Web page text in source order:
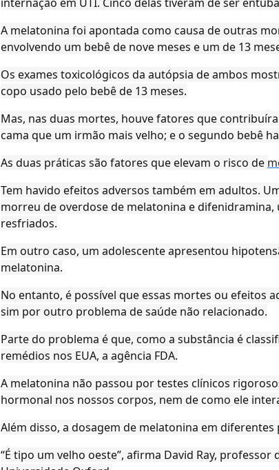
A melatonina foi apontada como causa de outras
envolvendo um bebê de nove meses e um de 13
Os exames toxicológicos da autópsia de ambos
copo usado pelo bebê de 13 meses.
Mas, nas duas mortes, houve fatores que
cama que um irmão mais velho; e o segundo bebê
As duas práticas são fatores que elevam o risco de
Tem havido efeitos adversos também em adultos.
morreu de overdose de melatonina e
resfriados.
Em outro caso, um adolescente apresentou
melatonina.
No entanto, é possível que essas mortes ou efeitos
sim por outro problema de saúde não relacionado.
Parte do problema é que, como a substância é
remédios nos EUA, a agência FDA.
A melatonina não passou por testes clínicos
hormonal nos nossos corpos, nem de como ele
Além disso, a dosagem de melatonina em
“É tipo um velho oeste”, afirma David Ray,